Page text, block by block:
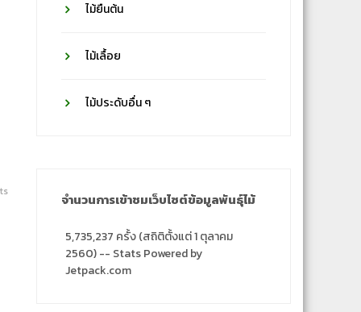
ไม้ยืนต้น
ไม้เลื้อย
ไม้ประดับอื่น ๆ
จำนวนการเข้าชมเว็บไซต์ข้อมูลพันธุ์ไม้
5,735,237 ครั้ง (สถิติตั้งแต่ 1 ตุลาคม
2560) -- Stats Powered by
Jetpack.com